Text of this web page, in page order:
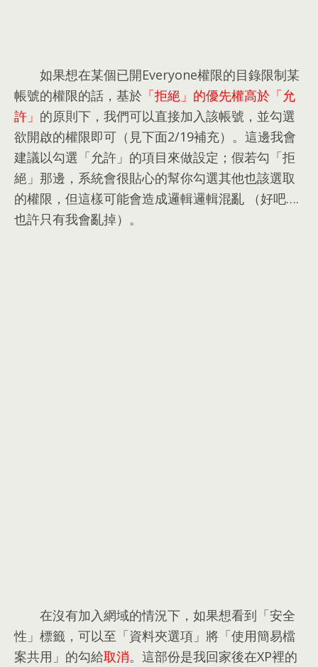
如果想在某個已開Everyone權限的目錄限制某
帳號的權限的話 ， 基於 「拒絕」的優先權高於「允
許」 的原則下 ， 我們可以直接加入該帳號 ， 並勾選
欲開啟的權限即可（見下面2/19補充） 。 這邊我會
建議以勾選「允許」的項目來做設定 ； 假若勾「拒
絕」那邊 ， 系統會很貼心的幫你勾選其他也該選取
的權限 ， 但這樣可能會造成邏輯邏輯混亂 （好吧….
也許只有我會亂掉） 。
在沒有加入網域的情況下 ， 如果想看到「安全
性」標籤 ， 可以至「資料夾選項」將「使用簡易檔
案共用」的勾給取消。 這部份是我回家後在XP裡的